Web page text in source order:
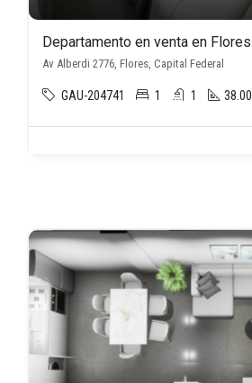
Departamento en venta en Flores
Av Alberdi 2776, Flores, Capital Federal
GAU-204741 1 1 38.00